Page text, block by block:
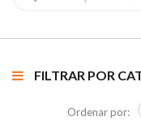
FILTRAR POR
Ordenar por: